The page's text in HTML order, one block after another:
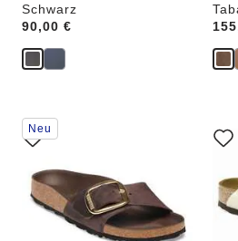
Schwarz
Price:
90,00 €
Durch
Anklicken
der
Farben
werden
die
Produktbilder
aktualisiert.
Neu
der
die